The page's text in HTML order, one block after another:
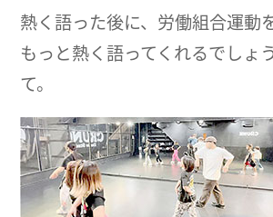
熱く語った後に、労働組合運動
もっと熱く語ってくれるでしょ
て。